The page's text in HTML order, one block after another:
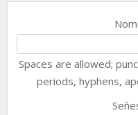
Spaces are allowed;
periods, hyphens,